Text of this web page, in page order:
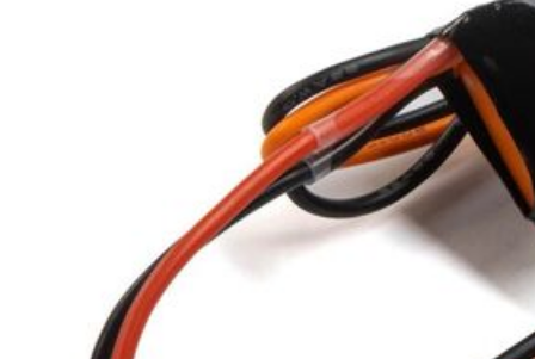
JUEGOS MESA, CONSTRUCCION, PUZZLES
FILAMENTO IMPRESORA 3D
MOTORES Y ACCESORIOS
ACCESORIOS, HERRAMIENTAS, PINTURAS,
MAQUETAS ESTÁTICAS Y COLECCIÓN
ROBOTICA Y GADGETS ELECTRÓNICOS
SLOT Y SCALEXTRIC
PATINES
USADOS Y LIQUIDACION
SERVICIOS PRESTADOS